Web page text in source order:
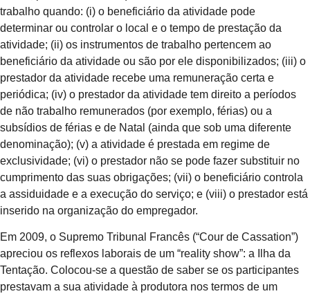
trabalho quando: (i) o beneficiário da atividade pode
determinar ou controlar o local e o tempo de prestação da
atividade; (ii) os instrumentos de trabalho pertencem ao
beneficiário da atividade ou são por ele disponibilizados; (iii) o
prestador da atividade recebe uma remuneração certa e
periódica; (iv) o prestador da atividade tem direito a períodos
de não trabalho remunerados (por exemplo, férias) ou a
subsídios de férias e de Natal (ainda que sob uma diferente
denominação); (v) a atividade é prestada em regime de
exclusividade; (vi) o prestador não se pode fazer substituir no
cumprimento das suas obrigações; (vii) o beneficiário controla
a assiduidade e a execução do serviço; e (viii) o prestador está
inserido na organização do empregador.
Em 2009, o Supremo Tribunal Francês (“Cour de Cassation”)
apreciou os reflexos laborais de um “reality show”: a Ilha da
Tentação. Colocou-se a questão de saber se os participantes
prestavam a sua atividade à produtora nos termos de um